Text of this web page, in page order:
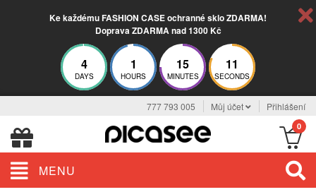
Ke každému FASHION CASE ochranné sklo ZDARMA!
Doprava ZDARMA nad 1300 Kč
4
DAYS
1
HOURS
15
MINUTES
11
SECONDS
777 793 005 Můj účet Přihlášení
0
MENU